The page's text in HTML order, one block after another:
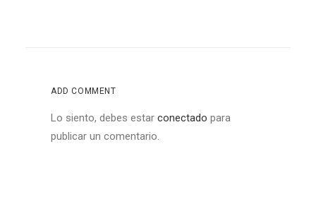
ADD COMMENT
Lo siento, debes estar conectado para
publicar un comentario.